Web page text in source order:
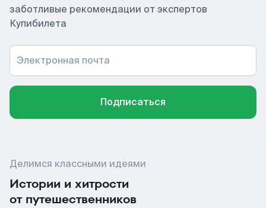
заботливые рекомендации от экспертов
Купибилета
Электронная почта
Подписаться
Делимся классными идеями
Истории и хитрости
от путешественников